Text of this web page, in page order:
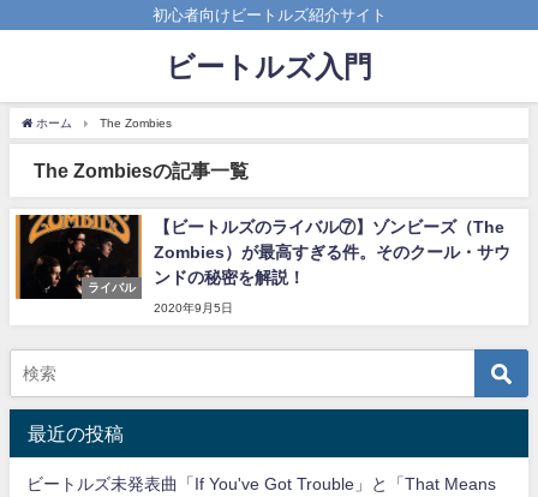
初心者向けビートルズ紹介サイト
ビートルズ入門
ホーム The Zombies
The Zombiesの記事一覧
ライバル
【ビートルズのライバル⑦】ゾンビーズ（The
Zombies）が最高すぎる件。そのクール・サウ
ンドの秘密を解説！
2020年9月5日
最近の投稿
ビートルズ未発表曲「If You've Got Trouble」と「That Means